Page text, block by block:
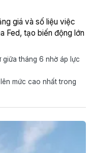
giá và số liệu việc
Fed, tạo biến động lớn
tháng 6 nhờ áp lực
mức cao nhất trong